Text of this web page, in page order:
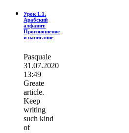
Урок 1.1.
Арабский
алфавит.
Произношение
и написание
Pasquale
31.07.2020
13:49
Greate
article.
Keep
writing
such kind
of